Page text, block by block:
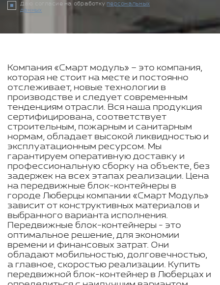
Даю согласие на обработку персональных
данных
Компания «Смарт модуль» – это компания,
которая не стоит на месте и постоянно
отслеживает, новые технологии в
производстве и следует современным
тенденциям отрасли. Вся наша продукция
сертифицирована, соответствует
строительным, пожарным и санитарным
нормам, обладает высокой ликвидностью и
эксплуатационным ресурсом. Мы
гарантируем оперативную доставку и
профессиональную сборку на объекте, без
задержек на всех этапах реализации. Цена
на передвижные блок-контейнеры в
городе Люберцы компании «Смарт Модуль»
зависит от конструктивных материалов и
выбранного варианта исполнения.
Передвижные блок-контейнеры - это
оптимальное решение, для экономии
времени и финансовых затрат. Они
обладают мобильностью, долговечностью,
а главное, скоростью реализации. Купить
передвижной блок-контейнер в Люберцах и